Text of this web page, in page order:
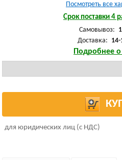
Посмотреть все
Срок поставки 4
Самовывоз:
Доставка: 14-
Подробнее о
для юридических лиц (с НДС)